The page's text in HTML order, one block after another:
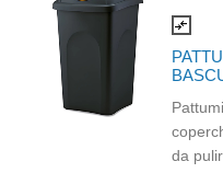
compare_arrows
da pulire. Il diverso